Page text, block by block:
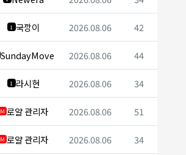
1 국깡이 2026.08.06 42
SundayMove 2026.08.06 44
1 라시현 2026.08.06 34
M 로얄 관리자 2026.08.06 51
M 로얄 관리자 2026.08.06 34